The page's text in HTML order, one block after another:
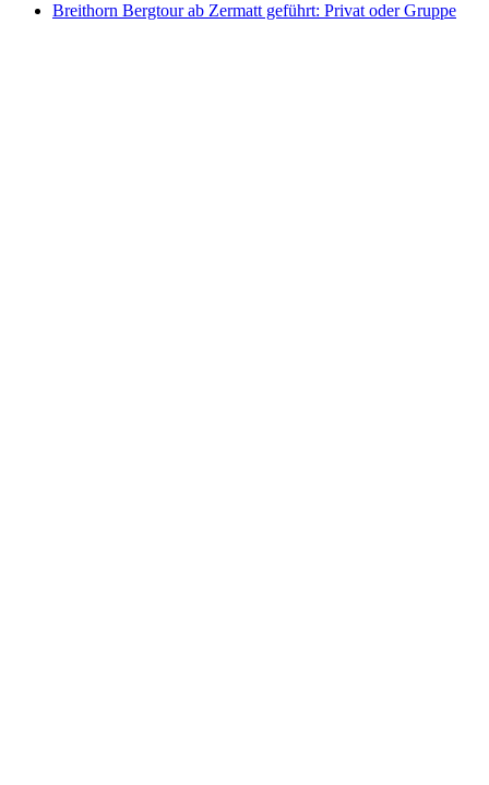
Breithorn Bergtour ab Zermatt geführt: Privat oder Gruppe